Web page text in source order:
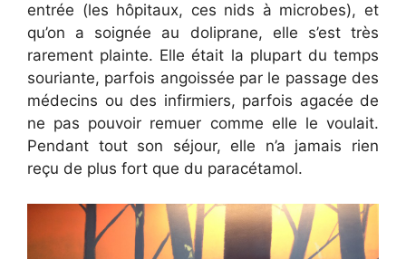
entrée (les hôpitaux, ces nids à microbes), et
qu’on a soignée au doliprane, elle s’est très
rarement plainte. Elle était la plupart du temps
souriante, parfois angoissée par le passage des
médecins ou des infirmiers, parfois agacée de
ne pas pouvoir remuer comme elle le voulait.
Pendant tout son séjour, elle n’a jamais rien
reçu de plus fort que du paracétamol.